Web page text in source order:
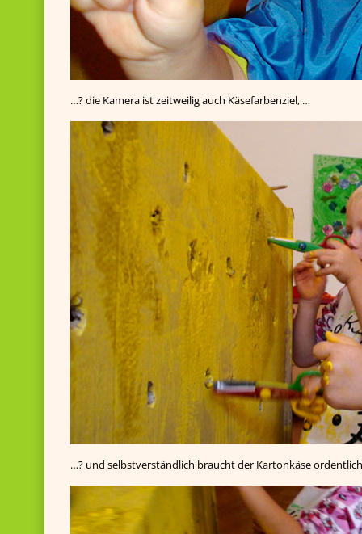
…? die Kamera ist zeitweilig auch Käsefarbenziel, …
…? und selbstverständlich braucht der Kartonkäse